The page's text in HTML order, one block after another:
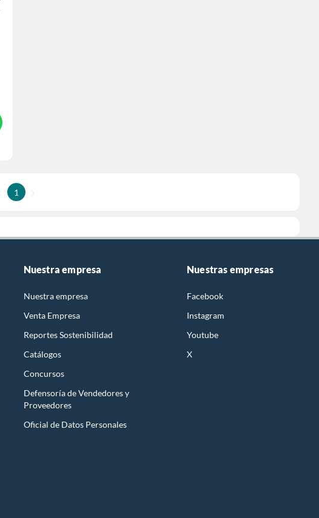
1
Nuestra empresa
Nuestra empresa
Venta Empresa
Reportes Sostenibilidad
Catálogos
Concursos
Defensoría de Vendedores y
Proveedores
Oficial de Datos Personales
Nuestras empresas
Facebook
Instagram
Youtube
X